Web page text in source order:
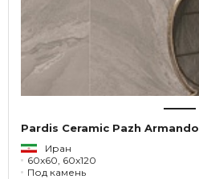
Pardis Ceramic Pazh Armando
Иран
60x60, 60x120
Под камень